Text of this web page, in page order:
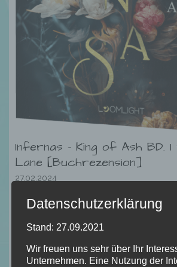
Infernas – King of Ash BD. 1
Lane [Buchrezension]
27.02.2024
Sieben Jahre ist es her, dass Everly dem
ihre Magie an die Jahreszeit ihres Zirkels
sollte es sein. Denn Everlys Magie ist frei
Nun ist Dante zurück und verlangt, dass
Datenschutzerklärung
Stand: 27.09.2021
Wir freuen uns sehr über Ihr
Unternehmen. Eine Nutzung der